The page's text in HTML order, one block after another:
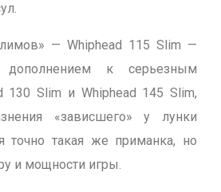
— Whiphead 115 Slim —
к серьезным
130 Slim и Whiphead 145 Slim,
«зависшего» у лунки
точно такая же приманка, но
и мощности игры.